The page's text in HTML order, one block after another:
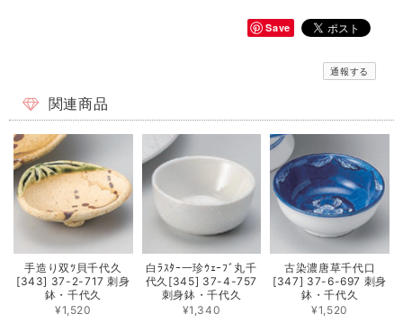
Save
通報する
関連商品
手造り双ﾂ貝千代久
[343] 37-2-717 刺身
鉢・千代久
¥1,520
白ﾗｽﾀｰ一珍ｳｪｰﾌﾞ丸千
代久[345] 37-4-757
刺身鉢・千代久
¥1,340
古染濃唐草千代口
[347] 37-6-697 刺身
鉢・千代久
¥1,520